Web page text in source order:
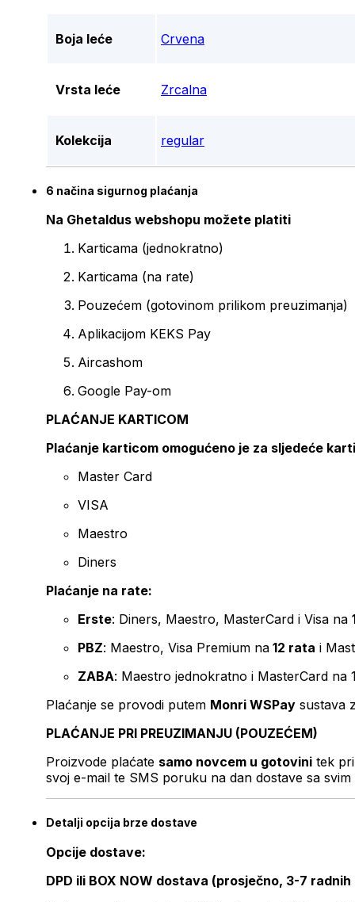
Boja leće Crvena
Vrsta leće Zrcalna
Kolekcija regular
6 načina sigurnog plaćanja
Na Ghetaldus webshopu možete platiti
Karticama (jednokratno)
Karticama (na rate)
Pouzećem (gotovinom prilikom preuzimanja)
Aplikacijom KEKS Pay
Aircashom
Google Pay-om
PLAĆANJE KARTICOM
Plaćanje karticom omogućeno je za sljedeće
Master Card
VISA
Maestro
Diners
Plaćanje na rate:
Erste: Diners, Maestro, MasterCard i Visa na
PBZ: Maestro, Visa Premium na 12 rata i
ZABA: Maestro jednokratno i MasterCard na
Plaćanje se provodi putem Monri WSPay sustava
PLAĆANJE PRI PREUZIMANJU (POUZEĆEM)
Proizvode plaćate samo novcem u gotovini tek
svoj e-mail te SMS poruku na dan dostave sa svim
Detalji opcija brze dostave
Opcije dostave:
DPD ili BOX NOW dostava (prosječno, 3-7 radnih